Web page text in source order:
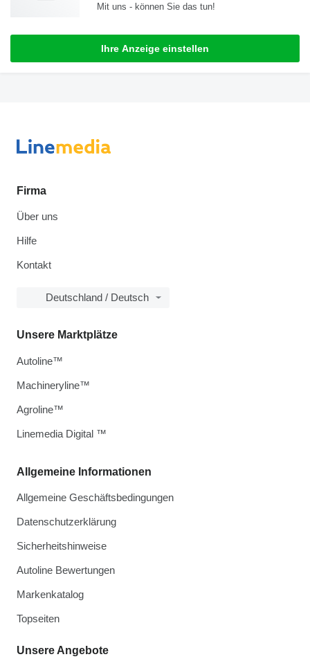
Mit uns - können Sie das tun!
Ihre Anzeige einstellen
Firma
Über uns
Hilfe
Kontakt
Deutschland / Deutsch
Allgemeine Informationen
Allgemeine Geschäftsbedingungen
Datenschutzerklärung
Sicherheitshinweise
Autoline Bewertungen
Markenkatalog
Topseiten
Unsere Angebote
Unsere Marktplätze
Autoline™
Machineryline™
Agroline™
Linemedia Digital ™